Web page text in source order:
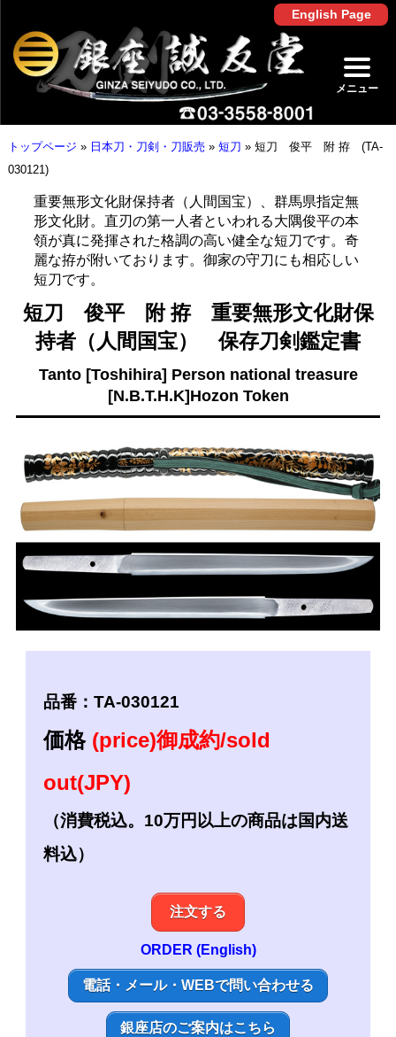
English Page
メニュー
トップページ » 日本刀・刀剣・刀販売 » 短刀 » 短刀 俊平 附 拵 (TA-
030121)
重要無形文化財保持者（人間国宝）、群馬県指定無
形文化財。直刃の第一人者といわれる大隅俊平の本
領が真に発揮された格調の高い健全な短刀です。奇
麗な拵が附いております。御家の守刀にも相応しい
短刀です。
短刀 俊平 附 拵 重要無形文化財保
持者（人間国宝） 保存刀剣鑑定書
Tanto [Toshihira] Person national treasure
[N.B.T.H.K]Hozon Token
品番：TA-030121
価格 (price)御成約/sold
out(JPY)
（消費税込。10万円以上の商品は国内送
料込）
注文する
ORDER (English)
電話・メール・WEBで問い合わせる
銀座店のご案内はこちら